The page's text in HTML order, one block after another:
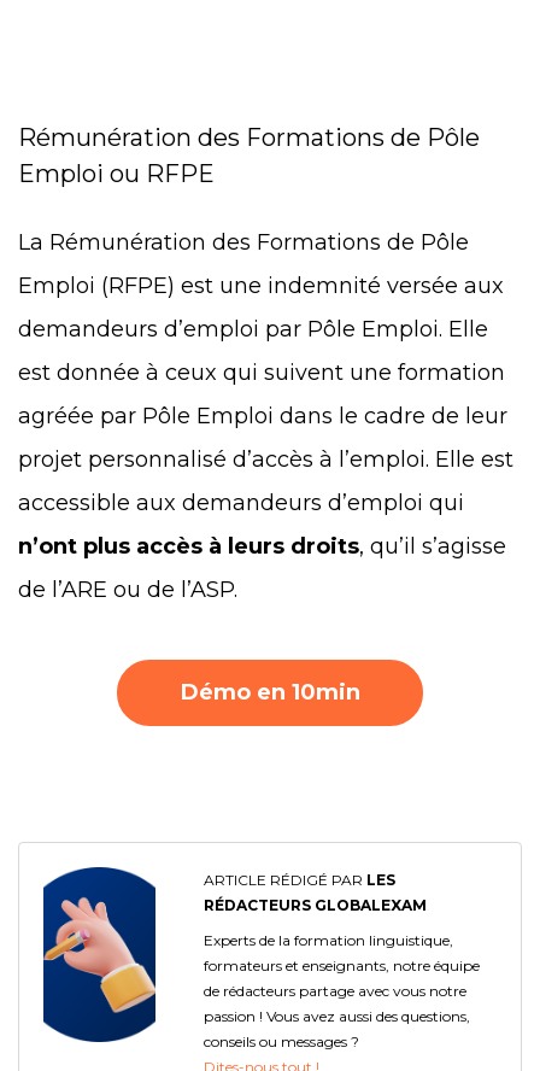
Rémunération des Formations de Pôle
Emploi ou RFPE
La Rémunération des Formations de Pôle
Emploi (RFPE) est une indemnité versée aux
demandeurs d’emploi par Pôle Emploi. Elle
est donnée à ceux qui suivent une formation
agréée par Pôle Emploi dans le cadre de leur
projet personnalisé d’accès à l’emploi. Elle est
accessible aux demandeurs d’emploi qui
n’ont plus accès à leurs droits, qu’il s’agisse
de l’ARE ou de l’ASP.
Démo en 10min
ARTICLE RÉDIGÉ PAR LES
RÉDACTEURS GLOBALEXAM
Experts de la formation linguistique,
formateurs et enseignants, notre équipe
de rédacteurs partage avec vous notre
passion ! Vous avez aussi des questions,
conseils ou messages ?
Dites-nous tout !